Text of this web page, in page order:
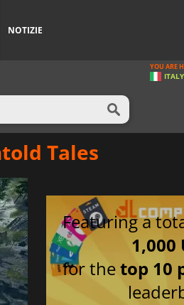
NOTIZIE
YOU ARE
ITALY
Tales
Featuring a
1,000
for thetop 10